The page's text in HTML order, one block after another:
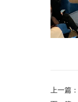
上一篇：